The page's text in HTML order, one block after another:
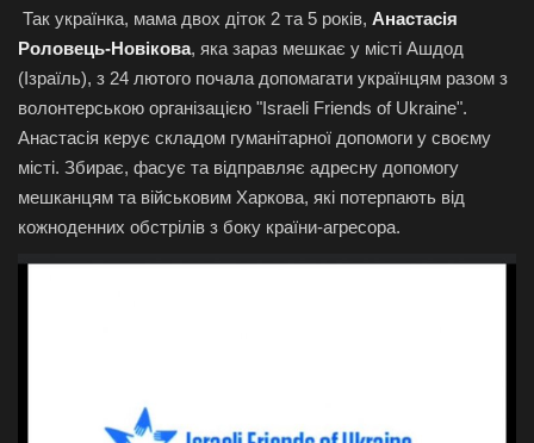
Так українка, мама двох діток 2 та 5 років, Анастасія
Роловець-Новікова, яка зараз мешкає у місті Ашдод
(Ізраїль), з 24 лютого почала допомагати українцям разом з
волонтерською організацією "Israeli Friends of Ukraine".
Анастасія керує складом гуманітарної допомоги у своєму
місті. Збирає, фасує та відправляє адресну допомогу
мешканцям та військовим Харкова, які потерпають від
кожноденних обстрілів з боку країни-агресора.